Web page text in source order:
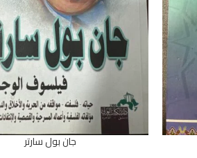
جان بول سارتر